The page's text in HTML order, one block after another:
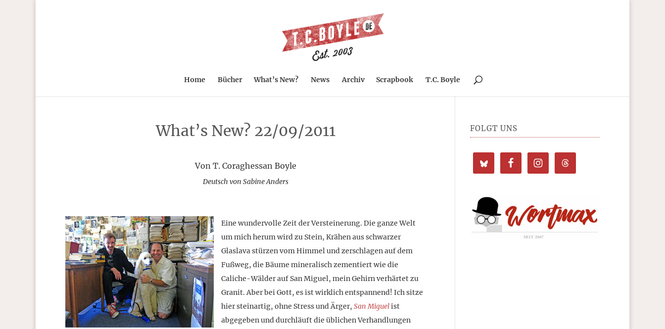
Home Bücher What’s New? News Archiv Scrapbook T.C. Boyle
What’s New? 22/09/2011
Von T. Coraghessan Boyle
Deutsch von Sabine Anders
Eine wundervolle Zeit der Versteinerung. Die ganze Welt
um mich herum wird zu Stein, Krähen aus schwarzer
Glaslava stürzen vom Himmel und zerschlagen auf dem
Fußweg, die Bäume mineralisch zementiert wie die
Caliche-Wälder auf San Miguel, mein Gehirn verhärtet zu
Granit. Aber bei Gott, es ist wirklich entspannend! Ich sitze
hier steinartig, ohne Stress und Ärger, San Miguelist
abgegeben und durchläuft die üblichen Verhandlungen
FOLGT UNS